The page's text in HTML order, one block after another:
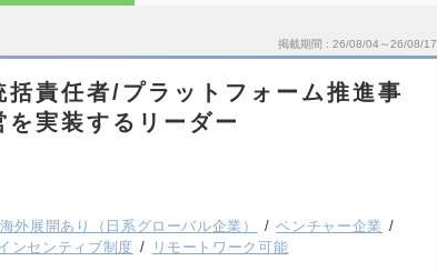
掲載期間 26/08/04～26/08/17
括責任者/プラットフォーム推進事
実装するリーダー
海外展開あり（日系グローバル企業）
ベンチャー企業
ンセンティブ制度 リモートワーク可能